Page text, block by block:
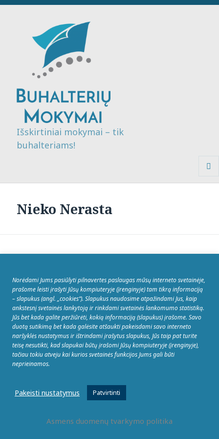
Išskirtiniai mokymai – tik
buhalteriams!
Nieko Nerasta
Ieškoti:
Norėdami Jums pasiūlyti pilnavertes paslaugas mūsų interneto svetainėje,
prašome leisti įrašyti Jūsų kompiuteryje (įrenginyje) tam tikrą informaciją
– slapukus (angl. „cookies“). Slapukus naudosime atpažindami Jus, kaip
ankstesnį svetainės lankytoją ir rinkdami svetainės lankomumo statistiką.
Jūs bet kada galite peržiūrėti, kokią informaciją (slapukus) įrašome. Savo
duotą sutikimą bet kada galėsite atšaukti pakeisdami savo interneto
naršyklės nustatymus ir ištrindami įrašytus slapukus, Jūs taip pat turite
teisę nesutikti, kad slapukai būtų įrašomi Jūsų kompiuteryje (įrenginyje),
tačiau tokiu atveju kai kurios svetainės funkcijos Jums gali būti
neprieinamos.
Pakeisti nustatymus Patvirtinti
Asmens duomenų tvarkymo politika